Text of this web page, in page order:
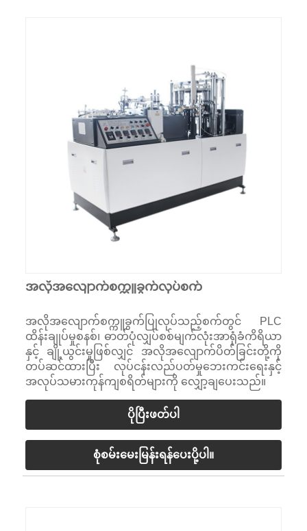
အလိုအလျောက်စက္ကူခွက်လုပ်စက်
အလိုအလျောက်စက္ကူခွက်ပြုလုပ်သည့်စက်တွင် PLC
ထိန်းချုပ်မှုစနစ်၊ ဓာတ်ပုံလျှပ်စစ်မျက်လုံးအာရုံခံကိရိယာ
နှင့် ချို့ယွင်းမှုဖြစ်လျှင် အလိုအလျောက်ပိတ်ခြင်းတို့ကို
တပ်ဆင်ထားပြီး လုပ်ငန်းလည်ပတ်မှုဘေးကင်းရေးနှင့်
အလုပ်သမားကုန်ကျစရိတ်များကို လျှော့ချပေးသည်။
ပိုပြီးဖတ်ပါ
စုံစမ်းမေးမြန်းရန်ပေးပို့ပါ။